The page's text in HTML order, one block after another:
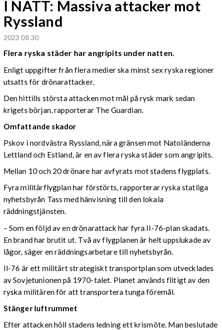
I NATT: Massiva attacker mot
Ryssland
2023 08 30
Flera ryska städer har angripits under natten.
Enligt uppgifter från flera medier ska minst sex ryska regioner
utsatts för drönarattacker.
Den hittills största attacken mot mål på rysk mark sedan
krigets början, rapporterar The Guardian.
Omfattande skador
Pskov i nordvästra Ryssland, nära gränsen mot Natoländerna
Lettland och Estland, är en av flera ryska städer som angripits.
Mellan 10 och 20 drönare har avfyrats mot stadens flygplats.
Fyra militärflygplan har förstörts, rapporterar ryska statliga
nyhetsbyrån Tass med hänvisning till den lokala
räddningstjänsten.
– Som en följd av en drönarattack har fyra Il-76-plan skadats.
En brand har brutit ut. Två av flygplanen är helt uppslukade av
lågor, säger en räddningsarbetare till nyhetsbyrån.
Il-76 är ett militärt strategiskt transportplan som utvecklades
av Sovjetunionen på 1970-talet. Planet används flitigt av den
ryska militären för att transportera tunga föremål.
Stänger luftrummet
Efter attacken höll stadens ledning ett krismöte. Man beslutade